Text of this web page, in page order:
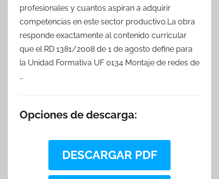
profesionales y cuantos aspiran a adquirir
competencias en este sector productivo.La obra
responde exactamente al contenido curricular
que el RD 1381/2008 de 1 de agosto define para
la Unidad Formativa UF 0134 Montaje de redes de
…
Opciones de descarga:
DESCARGAR PDF